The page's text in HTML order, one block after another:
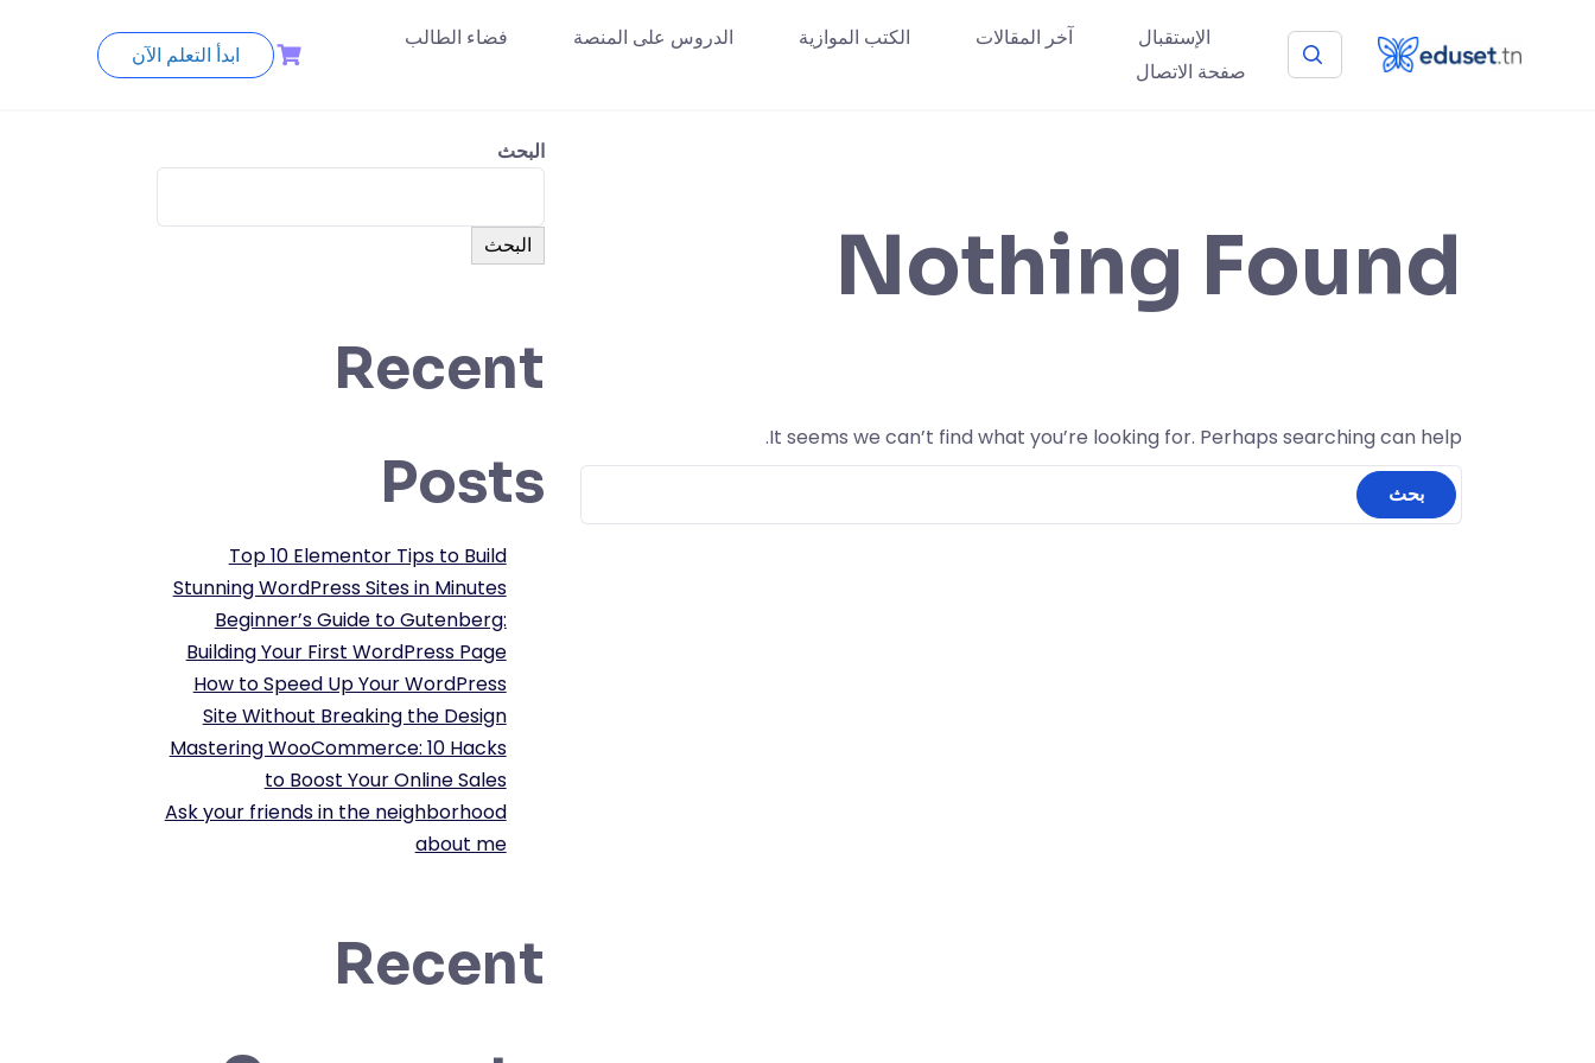
الإستقبال آخر المقالات الكتب الموازية الدروس على المنصة
فضاء الطالب
صفحة الاتصال
ابدأ التعلم الآن
Nothing Found
It seems we can’t find what you’re looking for. Perhaps searching can help.
البحث
البحث
Recent
Posts
Top 10 Elementor Tips to Build
Stunning WordPress Sites in Minutes
Beginner’s Guide to Gutenberg:
Building Your First WordPress Page
How to Speed Up Your WordPress
Site Without Breaking the Design
Mastering WooCommerce: 10 Hacks
to Boost Your Online Sales
Ask your friends in the neighborhood
about me
Recent